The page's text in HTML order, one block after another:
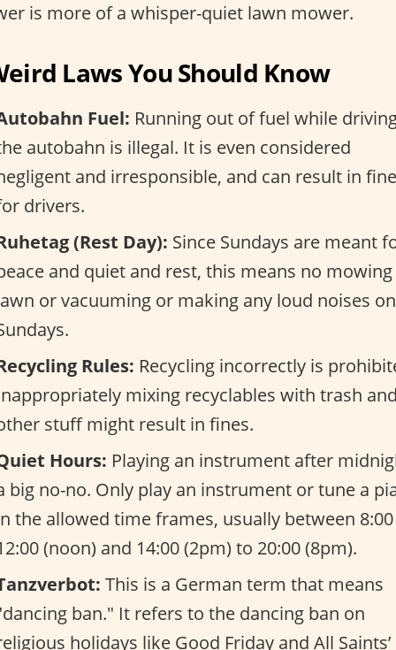
is more of a whisper-quiet lawn mower.
Laws You Should Know
Fuel: Running out of fuel while
autobahn is illegal. It is even considered
and irresponsible, and can result in
drivers.
(Rest Day): Since Sundays are meant
and quiet and rest, this means no
or vacuuming or making any loud noises on
Rules: Recycling incorrectly is
mixing recyclables with trash
stuff might result in fines.
Hours: Playing an instrument after
big no-no. Only play an instrument or tune a
the allowed time frames, usually between
(noon) and 14:00 (2pm) to 20:00 (8pm).
This is a German term that means
ban." It refers to the dancing ban on
holidays like Good Friday and All Saints’